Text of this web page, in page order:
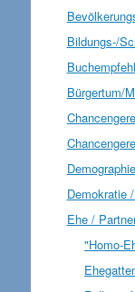
Bildungs-/
Bürgertum/
Demokratie
Ehe /
"Homo-